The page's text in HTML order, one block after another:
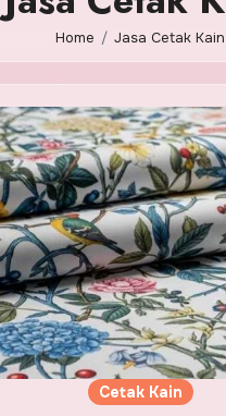
Home Jasa Cetak Kain
Cetak Kain